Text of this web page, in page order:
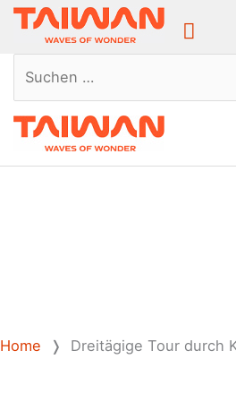
Above
Suchen …
Home ❭ Dreitägige Tour durch